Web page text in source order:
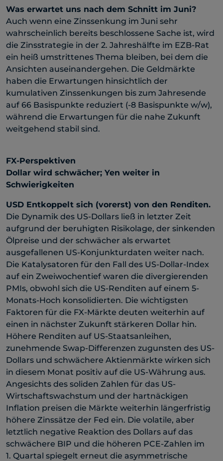
Was erwartet uns nach dem Schnitt im Juni?
Auch wenn eine Zinssenkung im Juni sehr
wahrscheinlich bereits beschlossene Sache ist, wird
die Zinsstrategie in der 2. Jahreshälfte im EZB-Rat
ein heiß umstrittenes Thema bleiben, bei dem die
Ansichten auseinandergehen. Die Geldmärkte
haben die Erwartungen hinsichtlich der
kumulativen Zinssenkungen bis zum Jahresende
auf 66 Basispunkte reduziert (-8 Basispunkte w/w),
während die Erwartungen für die nahe Zukunft
weitgehend stabil sind.
FX-Perspektiven
Dollar wird schwächer; Yen weiter in
Schwierigkeiten
USD Entkoppelt sich (vorerst) von den Renditen.
Die Dynamik des US-Dollars ließ in letzter Zeit
aufgrund der beruhigten Risikolage, der sinkenden
Ölpreise und der schwächer als erwartet
ausgefallenen US-Konjunkturdaten weiter nach.
Die Katalysatoren für den Fall des US-Dollar-Index
auf ein Zweiwochentief waren die divergierenden
PMIs, obwohl sich die US-Renditen auf einem 5-
Monats-Hoch konsolidierten. Die wichtigsten
Faktoren für die FX-Märkte deuten weiterhin auf
einen in nächster Zukunft stärkeren Dollar hin.
Höhere Renditen auf US-Staatsanleihen,
zunehmende Swap-Differenzen zugunsten des US-
Dollars und schwächere Aktienmärkte wirken sich
in diesem Monat positiv auf die US-Währung aus.
Angesichts des soliden Zahlen für das US-
Wirtschaftswachstum und der hartnäckigen
Inflation preisen die Märkte weiterhin längerfristig
höhere Zinssätze der Fed ein. Die volatile, aber
letztlich negative Reaktion des Dollars auf das
schwächere BIP und die höheren PCE-Zahlen im
1. Quartal spiegelt erneut die asymmetrische